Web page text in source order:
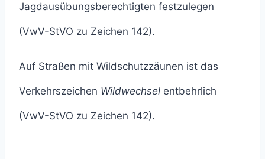
Jagdausübungsberechtigten festzulegen
(VwV-StVO zu Zeichen 142).
Auf Straßen mit Wildschutzzäunen ist das
Verkehrszeichen Wildwechsel entbehrlich
(VwV-StVO zu Zeichen 142).